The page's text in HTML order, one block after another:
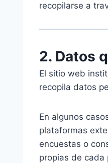
recopilarse a
2. Datos
El sitio web
recopila datos
En algunos
plataformas
encuestas o
propias de cada